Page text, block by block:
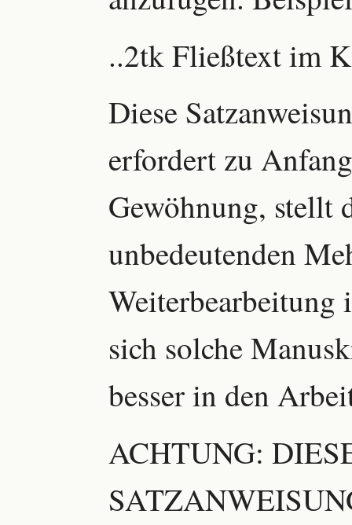
..2tk Fließtext im
Diese
erfordert zu
Gewöhnung, stellt
unbedeutenden
Weiterbearbeitung
sich solche
besser in den
ACHTUNG: